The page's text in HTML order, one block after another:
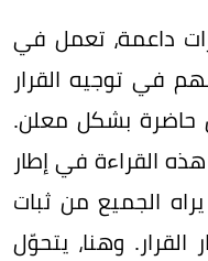
داعمة، تعمل في
في توجيه القرار
حاضرة بشكل معلن.
القراءة في إطار
الجميع من ثبات
وهنا، يتحوّل